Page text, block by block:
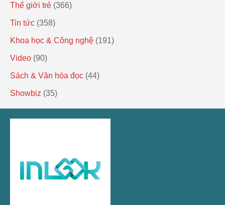
Thế giới trẻ (366)
Tin tức (358)
Khoa học & Công nghệ (191)
Video (90)
Sách & Văn hóa đọc (44)
Showbiz (35)